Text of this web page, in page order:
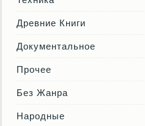
Древние Книги
Документальное
Прочее
Без Жанра
Народные